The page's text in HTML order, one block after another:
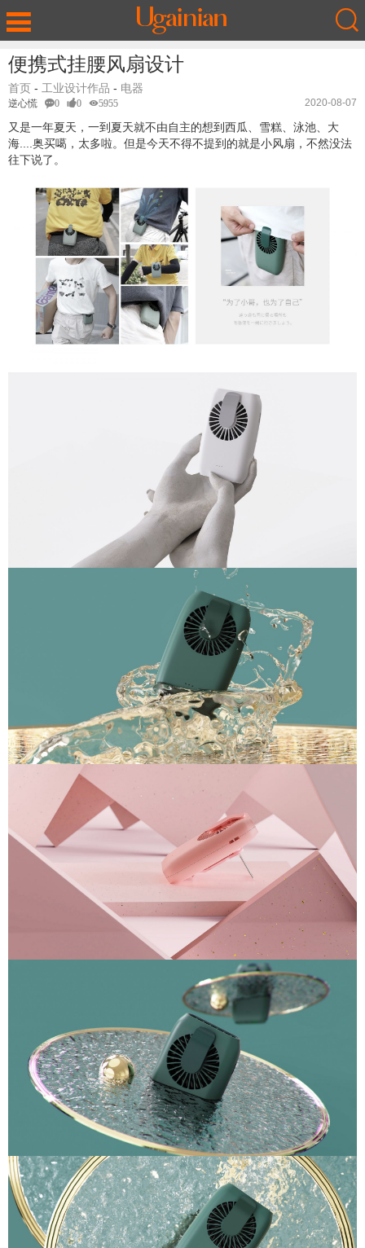
便携式挂腰风扇设计
首页 - 工业设计作品 - 电器
逆心慌 0 0 5955 2020-08-07
又是一年夏天，一到夏天就不由自主的想到西瓜、雪糕、泳池、大
海....奥买噶，太多啦。但是今天不得不提到的就是小风扇，不然没法
往下说了。